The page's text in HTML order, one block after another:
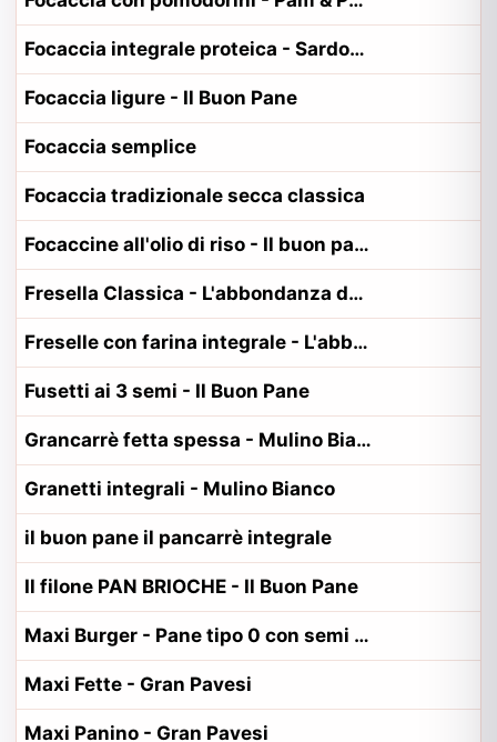
Focaccia integrale proteica - Sardopan
Focaccia ligure - Il Buon Pane
Focaccia semplice
Focaccia tradizionale secca classica
Focaccine all'olio di riso - Il buon pane, PanEt
Fresella Classica - L'abbondanza del pane
Freselle con farina integrale - L'abbondanza del pane
Fusetti ai 3 semi - Il Buon Pane
Grancarrè fetta spessa - Mulino Bianco
Granetti integrali - Mulino Bianco
il buon pane il pancarrè integrale
Il filone PAN BRIOCHE - Il Buon Pane
Maxi Burger - Pane tipo 0 con semi di sesamo - Ambrosino
Maxi Fette - Gran Pavesi
Maxi Panino - Gran Pavesi